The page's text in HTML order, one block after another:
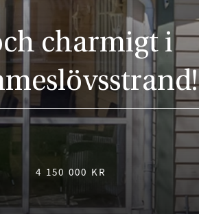
charmigt i
4 150 000 KR